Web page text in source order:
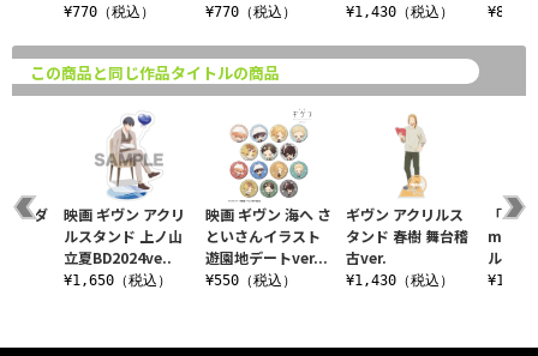
¥770（税込） ¥1,430（税込） ¥880
¥770（税込）
この商品と同じ作品タイトルの商品
映画 ギヴン 海へ さ
といさんイラスト
遊園地デートver...
¥550（税込）
ギヴン アクリルス
タンド 春樹 舞台稽
古ver.
¥1,430（税込）
「映
mix」
ルダ
¥1,650
へ ダ
映画 ギヴン アクリ
ルスタンド 上ノ山
立夏BD2024ve..
¥1,650（税込）